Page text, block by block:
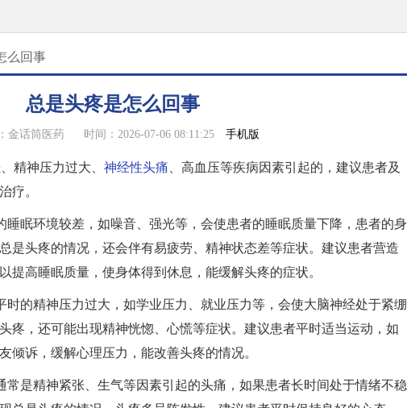
么回事
总是头疼是怎么回事
金话筒医药 时间：2026-07-06 08:11:25 手机版
精神压力过大、 神经性头痛 、高血压等疾病因素引起的，建议患者及
疗。
睡眠环境较差，如噪音、强光等，会使患者的睡眠质量下降，患者的身
是头疼的情况，还会伴有易疲劳、精神状态差等症状。建议患者营造
提高睡眠质量，使身体得到休息，能缓解头疼的症状。
时的精神压力过大，如学业压力、就业压力等，会使大脑神经处于紧绷
疼，还可能出现精神恍惚、心慌等症状。建议患者平时适当运动，如
倾诉，缓解心理压力，能改善头疼的情况。
常是精神紧张、生气等因素引起的头痛，如果患者长时间处于情绪不稳